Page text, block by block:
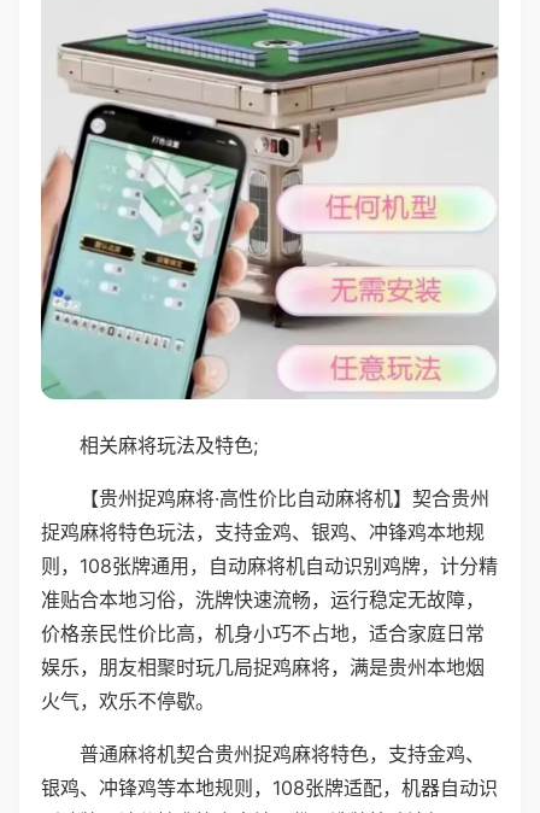
相关麻将玩法及特色;
【贵州捉鸡麻将·高性价比自动麻将机】契合贵州
捉鸡麻将特色玩法，支持金鸡、银鸡、冲锋鸡本地规
则，108张牌通用，自动麻将机自动识别鸡牌，计分精
准贴合本地习俗，洗牌快速流畅，运行稳定无故障，
价格亲民性价比高，机身小巧不占地，适合家庭日常
娱乐，朋友相聚时玩几局捉鸡麻将，满是贵州本地烟
火气，欢乐不停歇。
普通麻将机契合贵州捉鸡麻将特色，支持金鸡、
银鸡、冲锋鸡等本地规则，108张牌适配，机器自动识